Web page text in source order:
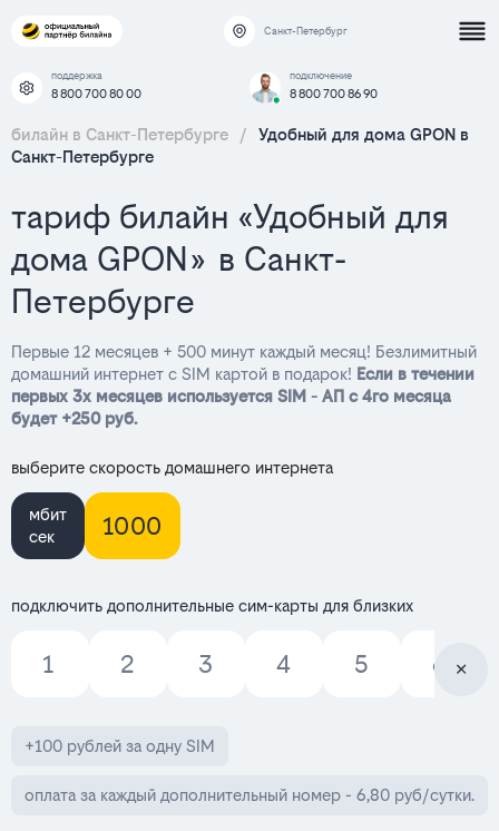
Санкт-Петербург
поддержка
8 800 700 80 00
подключение
8 800 700 86 90
билайн в Санкт-Петербурге /
Удобный для дома GPON в
Санкт-Петербурге
тариф билайн «Удобный для
дома GPON» в Санкт-
Петербурге
Первые 12 месяцев + 500 минут каждый месяц! Безлимитный
домашний интернет с SIM картой в подарок! Если в течении
первых 3х месяцев используется SIM - АП с 4го месяца
будет +250 руб.
выберите скорость домашнего интернета
мбит
сек
1000
подключить дополнительные сим-карты для близких
1 2 3 4 5 6
+100 рублей за одну SIM
оплата за каждый дополнительный номер - 6,80 руб/сутки.